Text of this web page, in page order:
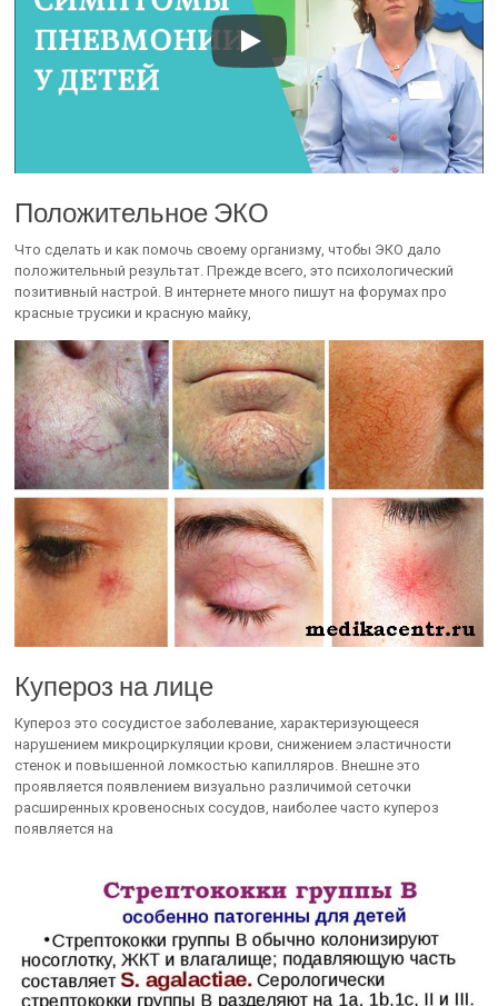
Положительное ЭКО
Что сделать и как помочь своему организму, чтобы ЭКО дало
положительный результат. Прежде всего, это психологический
позитивный настрой. В интернете много пишут на форумах про
красные трусики и красную майку,
Купероз на лице
Купероз это сосудистое заболевание, характеризующееся
нарушением микроциркуляции крови, снижением эластичности
стенок и повышенной ломкостью капилляров. Внешне это
проявляется появлением визуально различимой сеточки
расширенных кровеносных сосудов, наиболее часто купероз
появляется на